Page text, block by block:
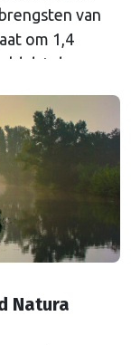
van
om 1,4
dat de
geld na de
Natura